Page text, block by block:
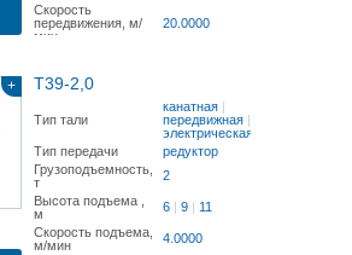
Скорость
передвижения, м/
мин
20.0000
+ Т39-2,0
Тип тали
канатная |
передвижная |
электрическая
Тип передачи
редуктор
Грузоподъемность,
т
2
Высота подъема ,
м
6 | 9 | 11
Скорость подъема,
м/мин
4.0000